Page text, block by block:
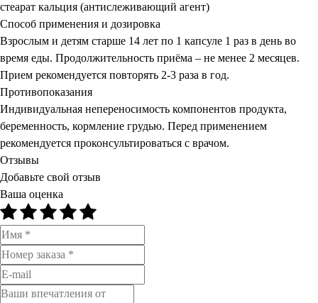
стеарат кальция (антислеживающий агент)
Способ применения и дозировка
Взрослым и детям старше 14 лет по 1 капсуле 1 раз в день во
время еды. Продолжительность приёма – не менее 2 месяцев.
Прием рекомендуется повторять 2-3 раза в год.
Противопоказания
Индивидуальная непереносимость компонентов продукта,
беременность, кормление грудью. Перед применением
рекомендуется проконсультироваться с врачом.
Отзывы
Добавьте свой отзыв
Ваша оценка